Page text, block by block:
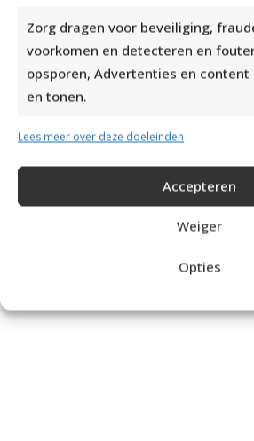
Zorg dragen voor beveiliging,
voorkomen en detecteren en
opsporen, Advertenties en content
en tonen.
Lees meer over deze doeleinden
Accepteren
Weiger
Opties
DOORZOEK DE SITE: